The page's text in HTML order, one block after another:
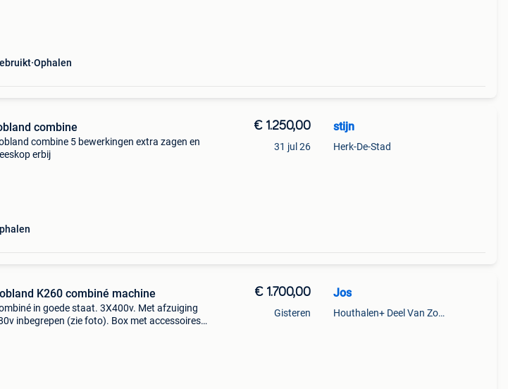
Ophalen
combine
combine 5 bewerkingen extra zagen en
erbij
€ 1.250,00
31 jul 26
stijn
Herk-De-Stad
K260 combiné machine
in goede staat. 3X400v. Met afzuiging
inbegrepen (zie foto). Box met accessoires
€ 1.700,00
Gisteren
Jos
Houthalen+ Deel Van Zonhoven En Zolder